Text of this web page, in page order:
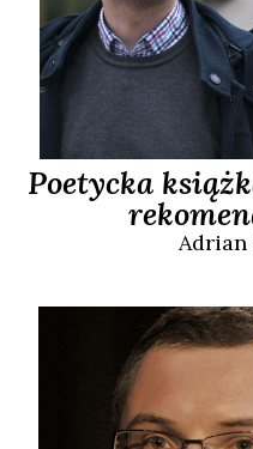
Poetycka
Adrian